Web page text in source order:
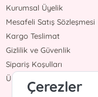
Kurumsal Üyelik
Mesafeli Satış Sözleşmesi
Kargo Teslimat
Gizlilik ve Güvenlik
Sipariş Koşulları
Üyelik Sözleşmesi
Çerezler